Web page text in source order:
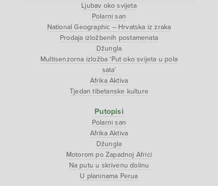
Ljubav oko svijeta
Polarni san
National Geographic – Hrvatska iz zraka
Prodaja izložbenih postamenata
Džungla
Multisenzorna izložba ‘Put oko svijeta u pola
sata’
Afrika Aktiva
Tjedan tibetanske kulture
Putopisi
Polarni san
Afrika Aktiva
Džungla
Motorom po Zapadnoj Africi
Na putu u skrivenu dolinu
U planinama Perua